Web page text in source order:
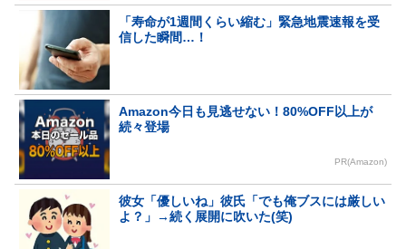
「寿命が1週間くらい縮む」緊急地震速報を受
信した瞬間…！
Amazon今日も見逃せない！80%OFF以上が
続々登場
PR(Amazon)
彼女「優しいね」彼氏「でも俺ブスには厳しい
よ？」→続く展開に吹いた(笑)